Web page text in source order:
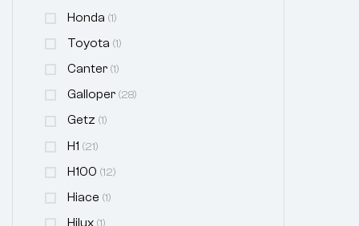
Honda (1)
Toyota (1)
Canter (1)
Galloper (28)
Getz (1)
H1 (21)
H100 (12)
Hiace (1)
Hilux